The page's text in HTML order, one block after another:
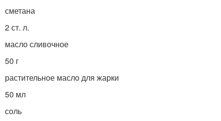
сметана
2 ст. л.
масло сливочное
50 г
растительное масло для жарки
50 мл
соль